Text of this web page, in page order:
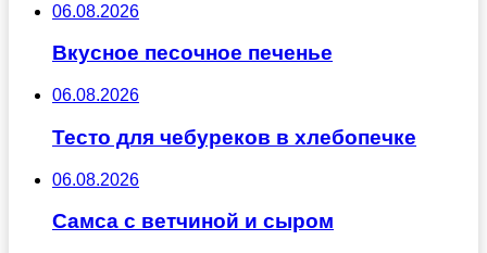
06.08.2026
Вкусное песочное печенье
06.08.2026
Тесто для чебуреков в хлебопечке
06.08.2026
Самса с ветчиной и сыром